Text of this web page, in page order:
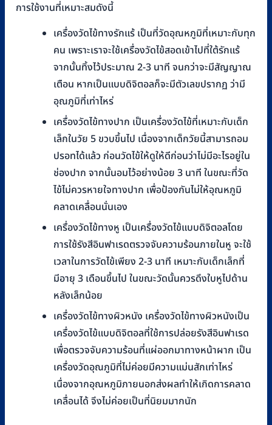
การใช้งานที่เหมาะสมดังนี้
เครื่องวัดไข้ทางรักแร้ เป็นที่วัดอุณหภูมิที่เหมาะกับทุก
คน เพราะเราจะใช้เครื่องวัดไข้สอดเข้าไปที่ใต้รักแร้
จากนั้นทิ้งไว้ประมาณ 2-3 นาที จนกว่าจะมีสัญญาณ
เตือน หากเป็นแบบดิจิตอลก็จะมีตัวเลขปรากฏ ว่ามี
อุณภูมิที่เท่าไหร่
เครื่องวัดไข้ทางปาก เป็นเครื่องวัดไข้ที่เหมาะกับเด็ก
เล็กในวัย 5 ขวบขึ้นไป เนื่องจากเด็กวัยนี้สามารถอม
ปรอทได้แล้ว ก่อนวัดไข้ให้ดูให้ดีก่อนว่าไม่มีอะไรอยู่ใน
ช่องปาก จากนั้นอมไว้อย่างน้อย 3 นาที ในขณะที่วัด
ไข้ไม่ควรหายใจทางปาก เพื่อป้องกันไม่ให้อุณหภูมิ
คลาดเคลื่อนนั่นเอง
เครื่องวัดไข้ทางหู เป็นเครื่องวัดไข้แบบดิจิตอลโดย
การใช้รังสีอินฟาเรดตรวจจับความร้อนภายในหู จะใช้
เวลาในการวัดไข้เพียง 2-3 นาที เหมาะกับเด็กเล็กที่
มีอายุ 3 เดือนขึ้นไป ในขณะวัดนั้นควรดึงใบหูไปด้าน
หลังเล็กน้อย
เครื่องวัดไข้ทางผิวหนัง เครื่องวัดไข้ทางผิวหนังเป็น
เครื่องวัดไข้แบบดิจิตอลที่ใช้การปล่อยรังสีอินฟาเรด
เพื่อตรวจจับความร้อนที่แผ่ออกมาทางหน้าผาก เป็น
เครื่องวัดอุณภูมิที่ไม่ค่อยมีความแม่นสักเท่าไหร่
เนื่องจากอุณหภูมิภายนอกส่งผลทำให้เกิดการคลาด
เคลื่อนได้ จึงไม่ค่อยเป็นที่นิยมมากนัก